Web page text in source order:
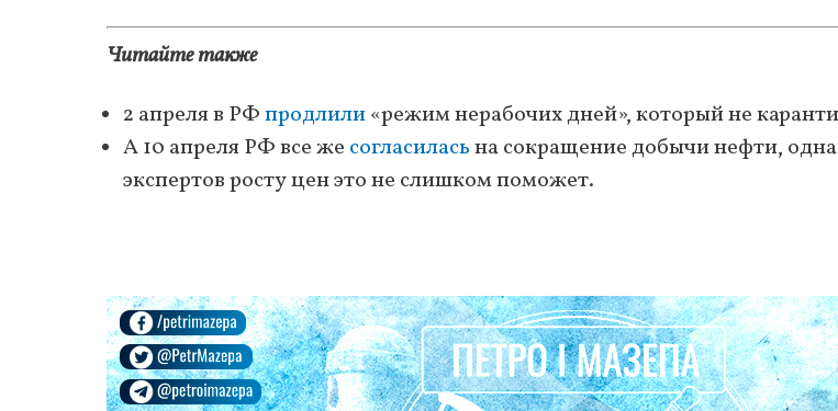
Читайте также
2 апреля в РФпродлили«режим нерабочих дней», который не
А 10 апреля РФ все же согласиласьна сокращение добычи нефти,
экспертов росту цен это не слишком поможет.